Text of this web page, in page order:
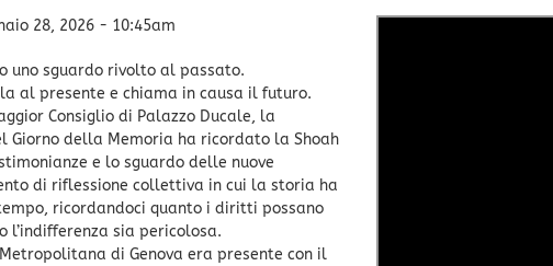
28, 2026 - 10:45am
uno sguardo rivolto al passato.
al presente e chiama in causa il futuro.
Consiglio di Palazzo Ducale, la
Giorno della Memoria ha ricordato la Shoah
e lo sguardo delle nuove
di riflessione collettiva in cui la storia ha
ricordandoci quanto i diritti possano
l’indifferenza sia pericolosa.
di Genova era presente con il